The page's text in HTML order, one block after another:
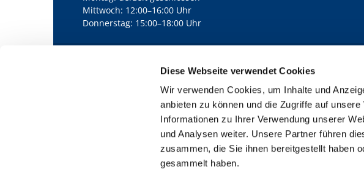
Diese Webseite verwendet Cookies
Wir verwenden Cookies, um Inhalte und
anbieten zu können und die Zugriffe auf
Informationen zu Ihrer Verwendung unserer
und Analysen weiter. Unsere Partner führen
zusammen, die Sie ihnen bereitgestellt haben
gesammelt haben.
Mittwoch: 12:00–16:00 Uhr
Donnerstag: 15:00–18:00 Uhr
Kath. Kirchengemeinde Pfarrei Bernhard Lichtenberg